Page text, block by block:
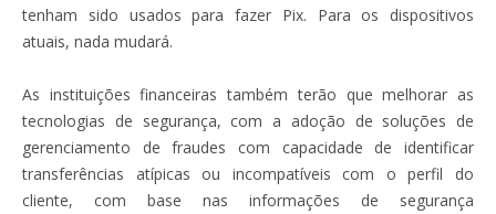
tenham sido usados para fazer Pix. Para os dispositivos
atuais, nada mudará.
As instituições financeiras também terão que melhorar as
tecnologias de segurança, com a adoção de soluções de
gerenciamento de fraudes com capacidade de identificar
transferências atípicas ou incompatíveis com o perfil do
cliente, com base nas informações de segurança